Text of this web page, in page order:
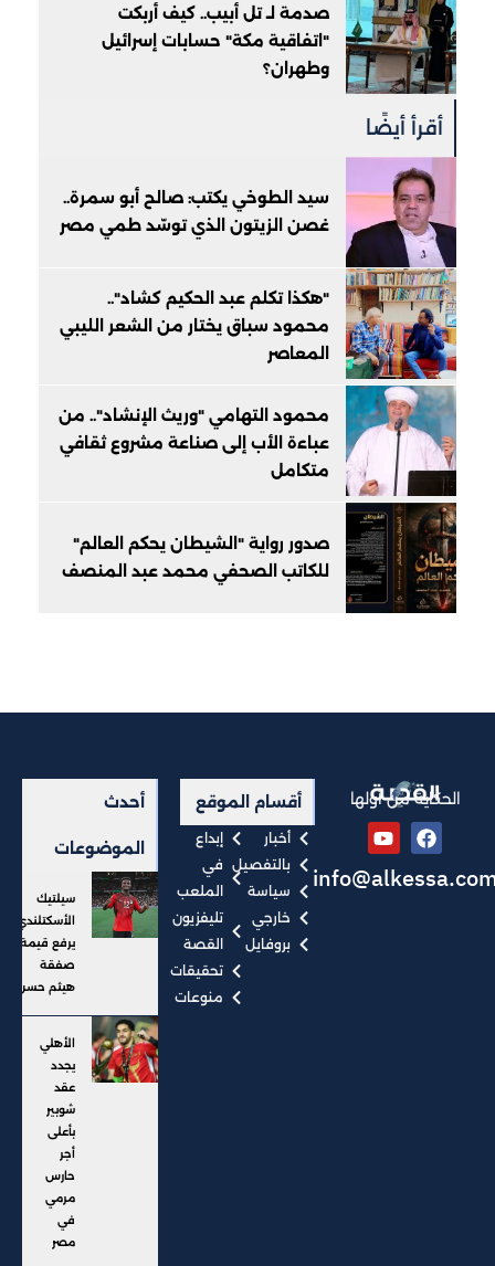
صدمة لـ تل أبيب.. كيف أربكت
"اتفاقية مكة" حسابات إسرائيل
وطهران؟
أقرأ أيضًا
سيد الطوخي يكتب: صالح أبو سمرة..
غصن الزيتون الذي توسّد طمي مصر
"هكذا تكلم عبد الحكيم كشاد"..
محمود سباق يختار من الشعر الليبي
المعاصر
محمود التهامي "وريث الإنشاد".. من
عباءة الأب إلى صناعة مشروع ثقافي
متكامل
صدور رواية "الشيطان يحكم العالم"
للكاتب الصحفي محمد عبد المنصف
الحكاية من أولها أقسام الموقع
أخبار
بالتفصيل
سياسة
خارجي
بروفايل
إبداع
في
الملعب
تليفزيون
القصة
تحقيقات
منوعات
أحدث
الموضوعات
سيلتيك
الأسكتلندي
يرفع قيمة
صفقة
هيثم حسن
الأهلي
يجدد
عقد
شوبير
بأعلى
أجر
حارس
مرمي
في
مصر